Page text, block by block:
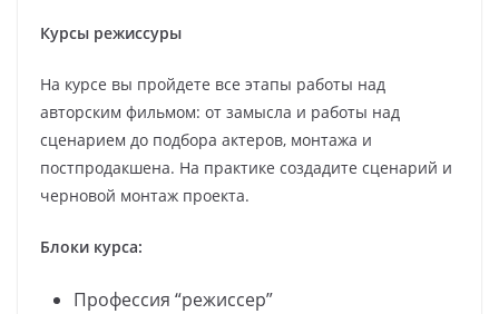
Курсы режиссуры
На курсе вы пройдете все этапы работы над
авторским фильмом: от замысла и работы над
сценарием до подбора актеров, монтажа и
постпродакшена. На практике создадите сценарий и
черновой монтаж проекта.
Блоки курса:
Профессия “режиссер”